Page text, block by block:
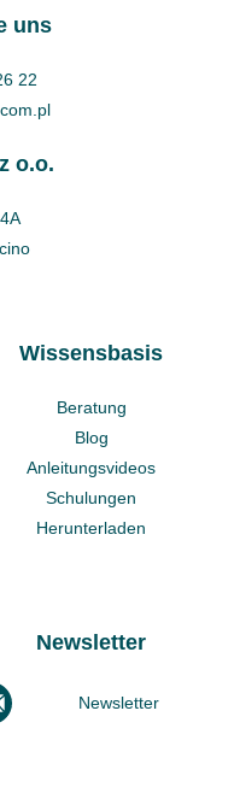
uns
22
o.o.
Wissensbasis
Beratung
Blog
Anleitungsvideos
Schulungen
Herunterladen
Newsletter
Newsletter